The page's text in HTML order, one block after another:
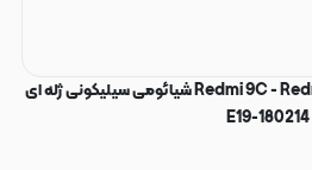
قاب گوشی Redmi 9C - Redmi 10A - Poco C3 شیائومی سیلیکونی ژله ای